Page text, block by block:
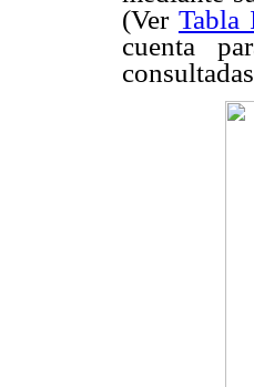
(Ver Tabla
cuenta